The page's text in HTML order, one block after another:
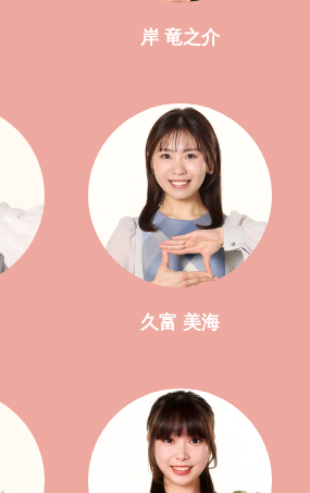
岸 竜之介
久富 美海